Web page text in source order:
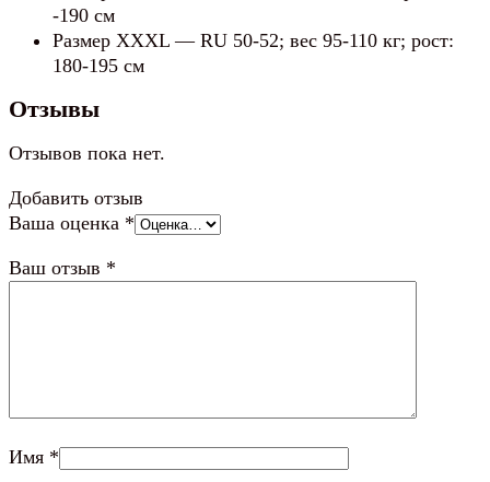
-190 см
Размер XXXL — RU 50-52; вес 95-110 кг; рост:
180-195 см
Отзывы
Отзывов пока нет.
Добавить отзыв
Ваша оценка *
Ваш отзыв *
Имя *